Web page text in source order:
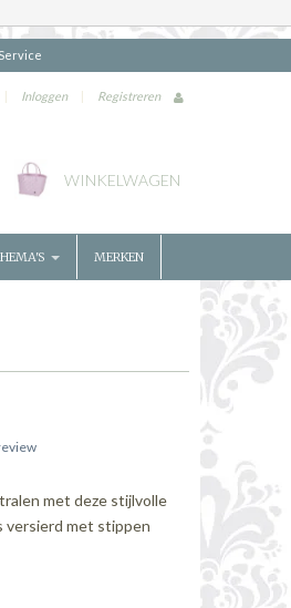
| Inloggen | Registreren
WINKELWAGEN
MERKEN
met deze stijlvolle
versierd met stippen